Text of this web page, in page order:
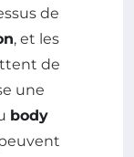
de
, et les
de
une
body